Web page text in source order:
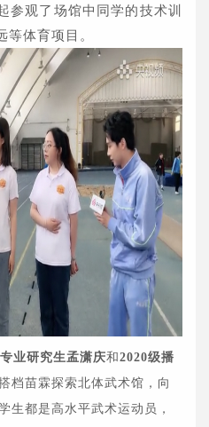
参观了场馆中同学的技术训
等体育项目。
业研究生孟潇庆和 2020级播
档苗霖探索北体武术馆，向
生都是高水平武术运动员，